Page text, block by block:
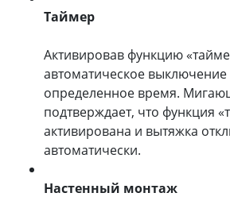
Таймер
Активировав функцию
автоматическое
определенное время.
подтверждает, что функция
активирована и вытяжка
автоматически.
Настенный монтаж